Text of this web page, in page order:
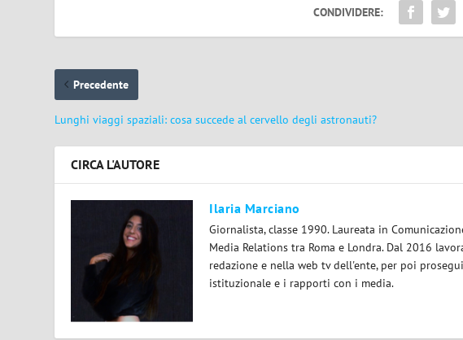
CONDIVIDERE:
Precedente
Lunghi viaggi spaziali: cosa succede al cervello degli astronauti?
CIRCA L'AUTORE
Ilaria Marciano
Giornalista, classe 1990. Laureata in
Media Relations tra Roma e Londra. Dal 2016
redazione e nella web tv dell'ente, per poi
istituzionale e i rapporti con i media.